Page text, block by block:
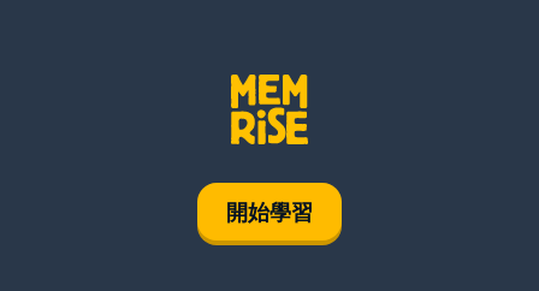
開始學習